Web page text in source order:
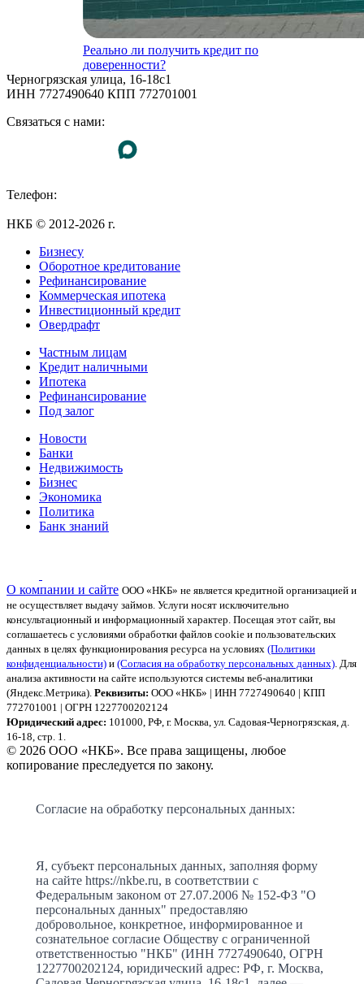
Реально ли получить кредит по
доверенности?
Черногрязская улица, 16-18с1
ИНН 7727490640 КПП 772701001
Связаться с нами:
Телефон:
НКБ © 2012-2026 г.
Бизнесу
Оборотное кредитование
Рефинансирование
Коммерческая ипотека
Инвестиционный кредит
Овердрафт
Частным лицам
Кредит наличными
Ипотека
Рефинансирование
Под залог
Новости
Банки
Недвижимость
Бизнес
Экономика
Политика
Банк знаний
О компании и сайте ООО «НКБ» не является кредитной организацией и
не осуществляет выдачу займов. Услуги носят исключительно
консультационный и информационный характер. Посещая этот сайт, вы
соглашаетесь с условиями обработки файлов cookie и пользовательских
данных в целях функционирования ресурса на условиях (Политики
конфиденциальности) и (Согласия на обработку персональных данных). Для
анализа активности на сайте используются системы веб-аналитики
(Яндекс.Метрика). Реквизиты: ООО «НКБ» | ИНН 7727490640 | КПП
772701001 | ОГРН 1227700202124
Юридический адрес: 101000, РФ, г. Москва, ул. Садовая-Черногрязская, д.
16-18, стр. 1.
© 2026 ООО «НКБ». Все права защищены, любое
копирование преследуется по закону.
Согласие на обработку персональных данных:
Я, субъект персональных данных, заполняя форму
на сайте https://nkbe.ru, в соответствии с
Федеральным законом от 27.07.2006 № 152-ФЗ "О
персональных данных" предоставляю
добровольное, конкретное, информированное и
сознательное согласие Обществу с ограниченной
ответственностью "НКБ" (ИНН 7727490640, ОГРН
1227700202124, юридический адрес: РФ, г. Москва,